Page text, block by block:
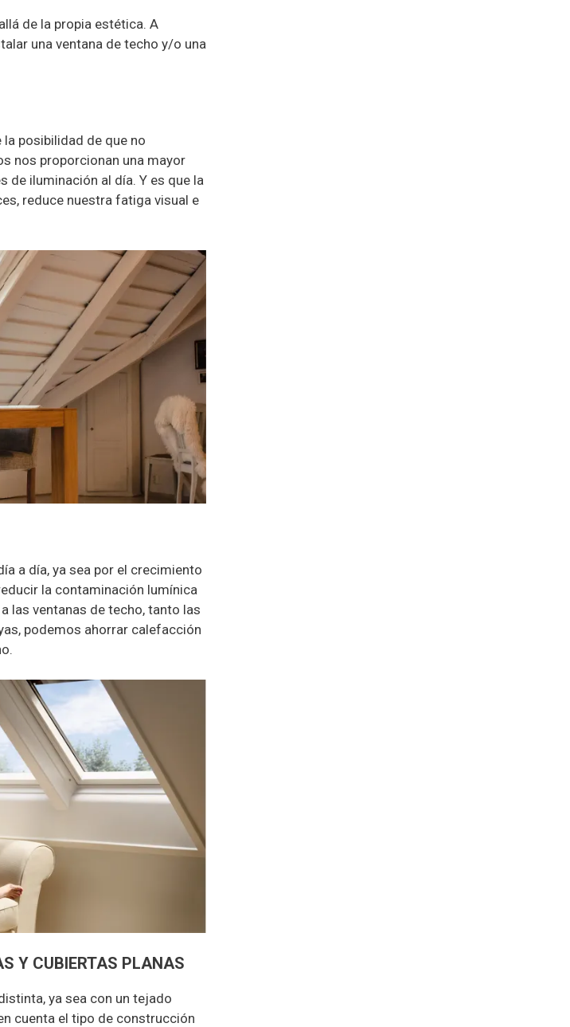
de la propia estética. A
una ventana de techo y/o una
posibilidad de que no
nos proporcionan una mayor
de iluminación al día. Y es que la
reduce nuestra fatiga visual e
a día, ya sea por el crecimiento
la contaminación lumínica
las ventanas de techo, tanto las
podemos ahorrar calefacción
Y CUBIERTAS PLANAS
ya sea con un tejado
cuenta el tipo de construcción